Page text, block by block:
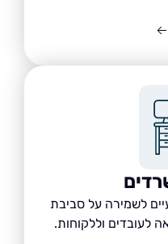
על סביבת
וללקוחות.